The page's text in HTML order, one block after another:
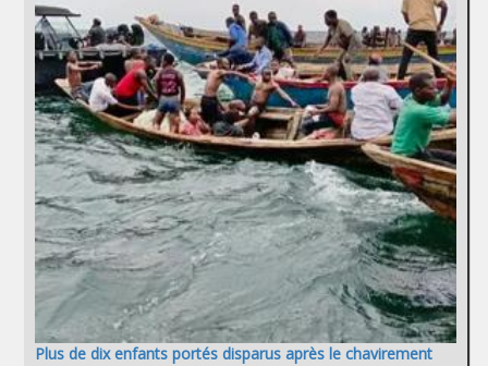
Plus de dix enfants portés disparus après le chavirement